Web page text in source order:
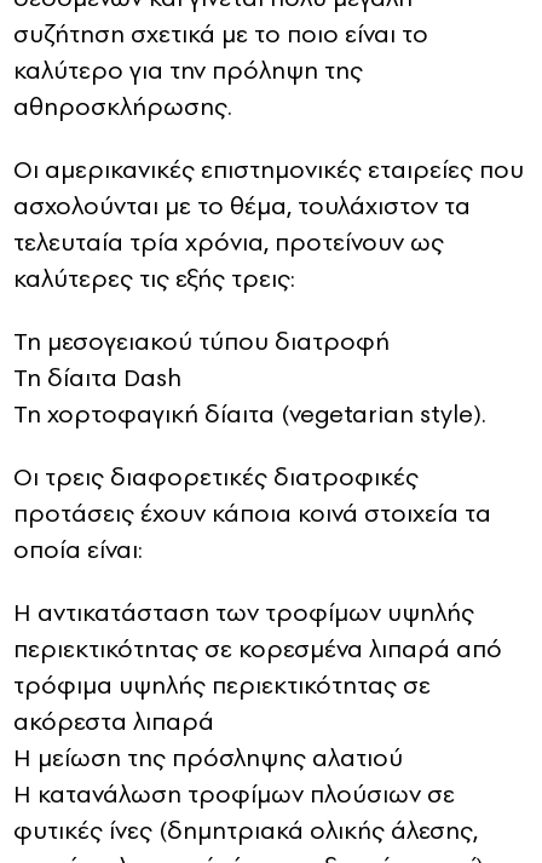
συζήτηση σχετικά με το ποιο είναι το
καλύτερο για την πρόληψη της
αθηροσκλήρωσης.
Οι αμερικανικές επιστημονικές εταιρείες που
ασχολούνται με το θέμα, τουλάχιστον τα
τελευταία τρία χρόνια, προτείνουν ως
καλύτερες τις εξής τρεις:
Τη μεσογειακού τύπου διατροφή
Τη δίαιτα Dash
Τη χορτοφαγική δίαιτα (vegetarian style).
Οι τρεις διαφορετικές διατροφικές
προτάσεις έχουν κάποια κοινά στοιχεία τα
οποία είναι:
Η αντικατάσταση των τροφίμων υψηλής
περιεκτικότητας σε κορεσμένα λιπαρά από
τρόφιμα υψηλής περιεκτικότητας σε
ακόρεστα λιπαρά
Η μείωση της πρόσληψης αλατιού
Η κατανάλωση τροφίμων πλούσιων σε
φυτικές ίνες (δημητριακά ολικής άλεσης,